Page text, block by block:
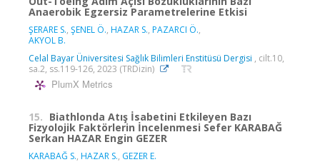
Anaerobik Egzersiz Parametrelerine Etkisi
ŞERARE S., ŞENEL Ö., HAZAR S., PAZARCI Ö.,
AKYOL B.
Celal Bayar Üniversitesi Sağlık Bilimleri Enstitüsü Dergisi , cilt.10,
sa.2, ss.119-126, 2023 (TRDizin)
PlumX Metrics
15. Biathlonda Atış İsabetini Etkileyen Bazı
Fizyolojik Faktörlerin İncelenmesi Sefer KARABAĞ
Serkan HAZAR Engin GEZER
KARABAĞ S., HAZAR S., GEZER E.